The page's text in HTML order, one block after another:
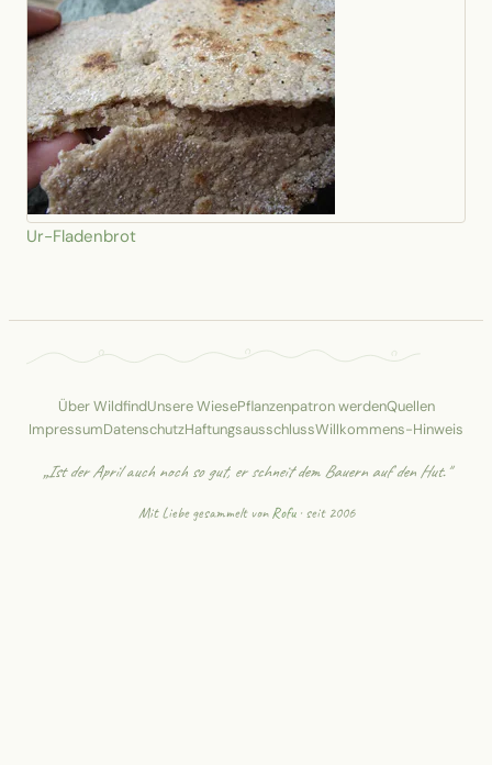
Ur-Fladenbrot
Über WildfindUnsere WiesePflanzenpatron werdenQuellen
ImpressumDatenschutzHaftungsausschlussWillkommens-Hinweis
„Ist der April auch noch so gut, er schneit dem Bauern auf den Hut."
Mit Liebe gesammelt vonRofu· seit 2006